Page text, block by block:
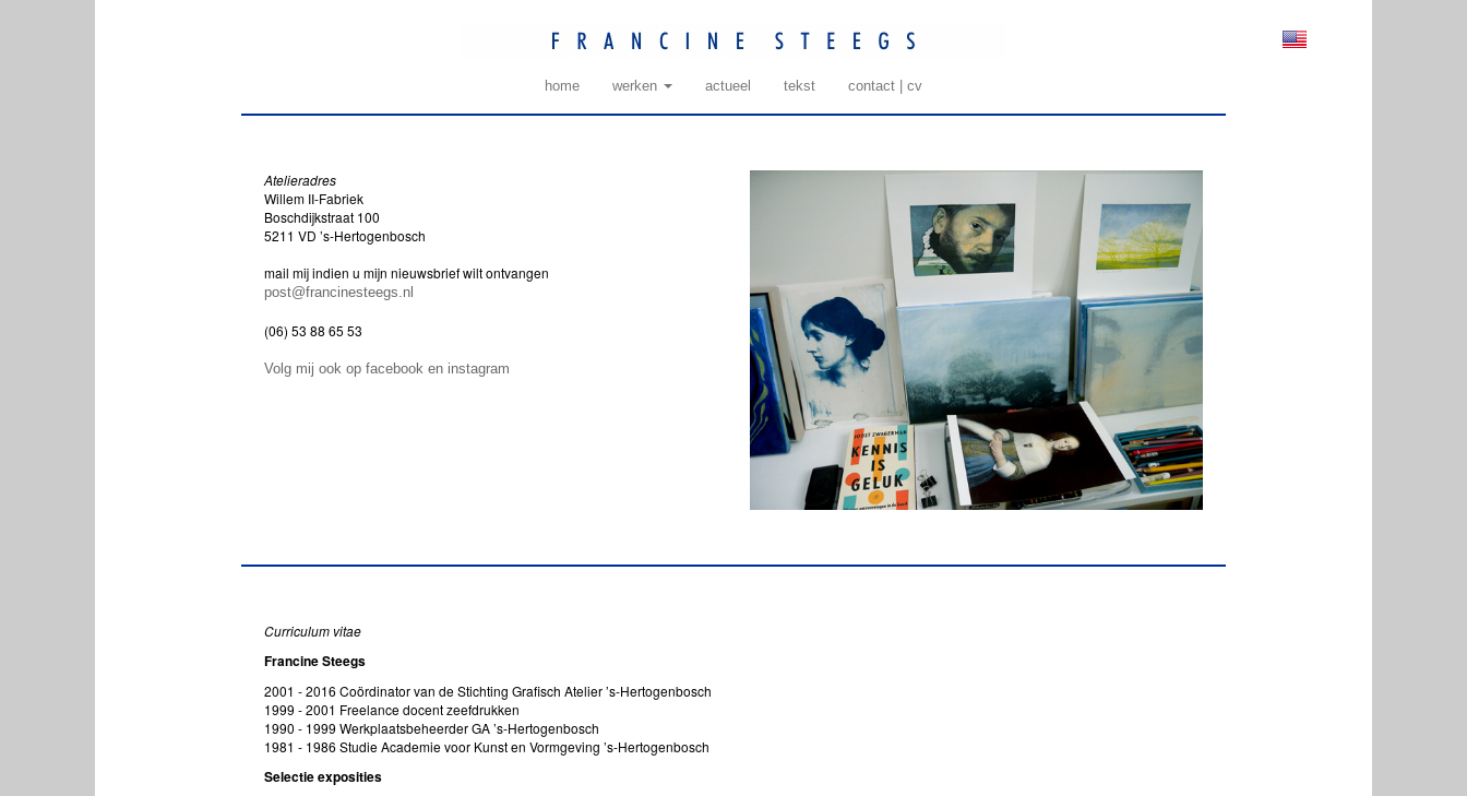
home werken actueel tekst contact | cv
Atelieradres
Willem II-Fabriek
Boschdijkstraat 100
5211 VD ’s-Hertogenbosch
mail mij indien u mijn nieuwsbrief wilt ontvangen
post@francinesteegs.nl
(06) 53 88 65 53
Volg mij ook op facebook en instagram
Curriculum vitae
Francine Steegs
2001 - 2016 Coördinator van de Stichting Grafisch Atelier ’s-Hertogenbosch
1999 - 2001 Freelance docent zeefdrukken
1990 - 1999 Werkplaatsbeheerder GA ’s-Hertogenbosch
1981 - 1986 Studie Academie voor Kunst en Vormgeving ’s-Hertogenbosch
Selectie exposities